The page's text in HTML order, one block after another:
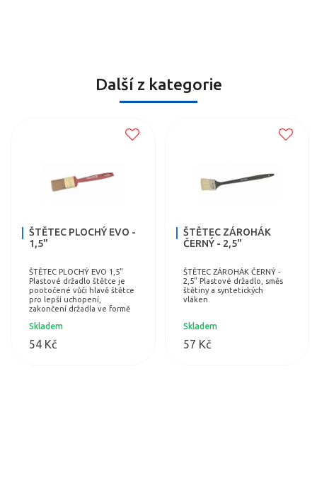
Další z kategorie
ŠTĚTEC PLOCHÝ EVO -
1,5"
ŠTĚTEC PLOCHÝ EVO 1,5"
Plastové držadlo štětce je
pootočené vůči hlavě štětce
pro lepší uchopení,
zakončení držadla ve formě
kónická syntetická vlákna s
Skladem
54 Kč
ŠTĚTEC ZÁROHÁK
ČERNÝ - 2,5"
ŠTĚTEC ZÁROHÁK ČERNÝ -
2,5" Plastové držadlo, směs
štětiny a syntetických
vláken.
Skladem
57 Kč